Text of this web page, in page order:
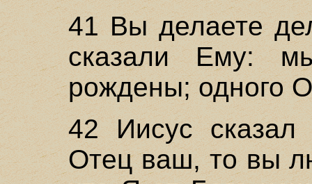
41 Вы делаете
сказали Ему:
рождены; одного
42 Иисус
Отец ваш, то вы